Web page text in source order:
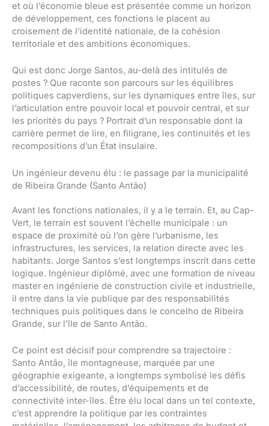
et où l’économie bleue est présentée comme un horizon
de développement, ces fonctions le placent au
croisement de l’identité nationale, de la cohésion
territoriale et des ambitions économiques.
Qui est donc Jorge Santos, au-delà des intitulés de
postes ? Que raconte son parcours sur les équilibres
politiques capverdiens, sur les dynamiques entre îles, sur
l’articulation entre pouvoir local et pouvoir central, et sur
les priorités du pays ? Portrait d’un responsable dont la
carrière permet de lire, en filigrane, les continuités et les
recompositions d’un État insulaire.
Un ingénieur devenu élu : le passage par la municipalité
de Ribeira Grande (Santo Antão)
Avant les fonctions nationales, il y a le terrain. Et, au Cap-
Vert, le terrain est souvent l’échelle municipale : un
espace de proximité où l’on gère l’urbanisme, les
infrastructures, les services, la relation directe avec les
habitants. Jorge Santos s’est longtemps inscrit dans cette
logique. Ingénieur diplômé, avec une formation de niveau
master en ingénierie de construction civile et industrielle,
il entre dans la vie publique par des responsabilités
techniques puis politiques dans le concelho de Ribeira
Grande, sur l’île de Santo Antão.
Ce point est décisif pour comprendre sa trajectoire :
Santo Antão, île montagneuse, marquée par une
géographie exigeante, a longtemps symbolisé les défis
d’accessibilité, de routes, d’équipements et de
connectivité inter-îles. Être élu local dans un tel contexte,
c’est apprendre la politique par les contraintes